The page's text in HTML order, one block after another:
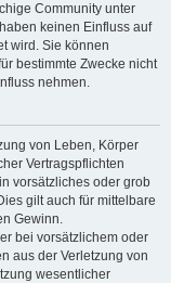
Community unter
keinen Einfluss auf
wird. Sie können
bestimmte Zwecke nicht
nehmen.
von Leben, Körper
Vertragspflichten
vorsätzliches oder grob
gilt auch für mittelbare
Gewinn.
bei vorsätzlichem oder
aus der Verletzung von
wesentlicher